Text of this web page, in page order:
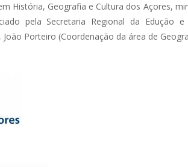
História, Geografia e Cultura dos Açores,
pela Secretaria Regional da Edução
Porteiro (Coordenação da área de